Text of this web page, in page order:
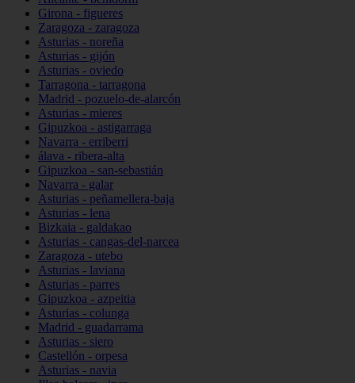
Girona - figueres
Zaragoza - zaragoza
Asturias - noreña
Asturias - gijón
Asturias - oviedo
Tarragona - tarragona
Madrid - pozuelo-de-alarcón
Asturias - mieres
Gipuzkoa - astigarraga
Navarra - erriberri
álava - ribera-alta
Gipuzkoa - san-sebastián
Navarra - galar
Asturias - peñamellera-baja
Asturias - lena
Bizkaia - galdakao
Asturias - cangas-del-narcea
Zaragoza - utebo
Asturias - laviana
Asturias - parres
Gipuzkoa - azpeitia
Asturias - colunga
Madrid - guadarrama
Asturias - siero
Castellón - orpesa
Asturias - navia